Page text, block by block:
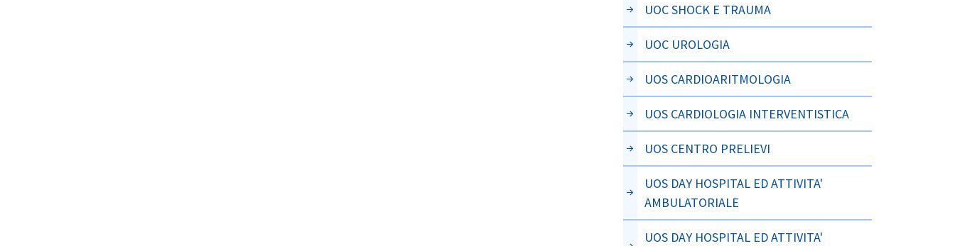
UOC SHOCK E TRAUMA
UOC UROLOGIA
UOS CARDIOARITMOLOGIA
UOS CARDIOLOGIA INTERVENTISTICA
UOS CENTRO PRELIEVI
UOS DAY HOSPITAL ED ATTIVITA'
AMBULATORIALE
UOS DAY HOSPITAL ED ATTIVITA'